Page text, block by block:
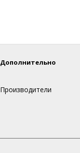
Дополнительно
Производители